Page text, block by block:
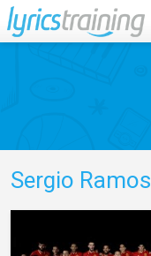
Sergio Ramos